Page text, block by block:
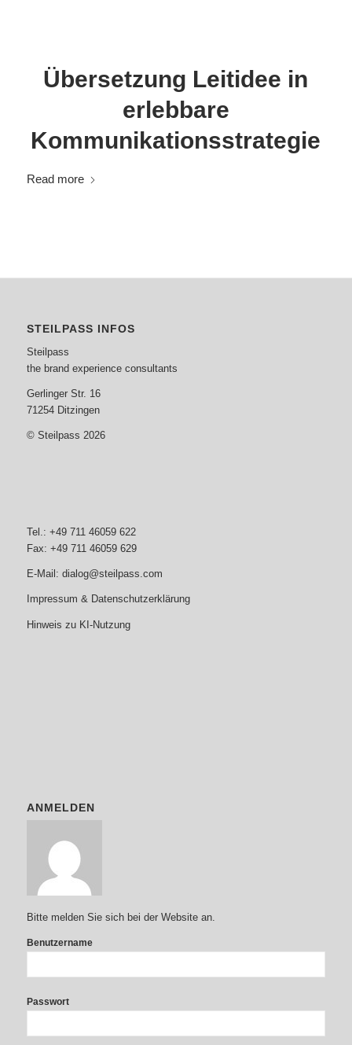
Übersetzung Leitidee in
erlebbare
Kommunikationsstrategie
Read more
STEILPASS INFOS
Steilpass
the brand experience consultants
Gerlinger Str. 16
71254 Ditzingen
© Steilpass 2026
Tel.: +49 711 46059 622
Fax: +49 711 46059 629
E-Mail: dialog@steilpass.com
Impressum & Datenschutzerklärung
Hinweis zu KI-Nutzung
ANMELDEN
Bitte melden Sie sich bei der Website an.
Benutzername
Passwort